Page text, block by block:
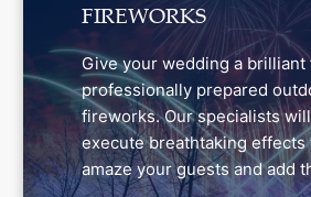
FIREWORKS
Give your wedding a brilliant
professionally prepared
fireworks. Our specialists
execute breathtaking effects
amaze your guests and add